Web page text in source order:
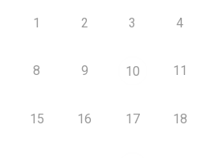
1 2 3 4
8 9 10 11
15 16 17 18